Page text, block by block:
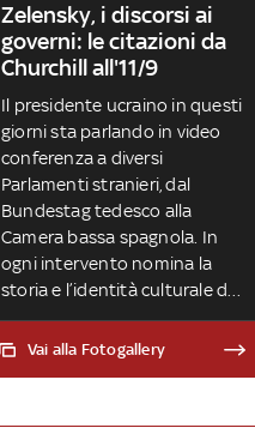
Zelensky, i discorsi ai
governi: le citazioni da
Churchill all'11/9
Il presidente ucraino in questi
giorni sta parlando in video
conferenza a diversi
Parlamenti stranieri, dal
Bundestag tedesco alla
Camera bassa spagnola. In
ogni intervento nomina la
storia e l’identità culturale del
Paese a cui si rivolge, citando
situazioni o personaggi
completamente bruciata
Vai alla Fotogallery